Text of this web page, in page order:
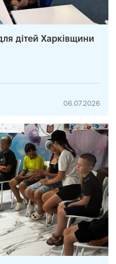
дітей Харківщини
06.07.2026